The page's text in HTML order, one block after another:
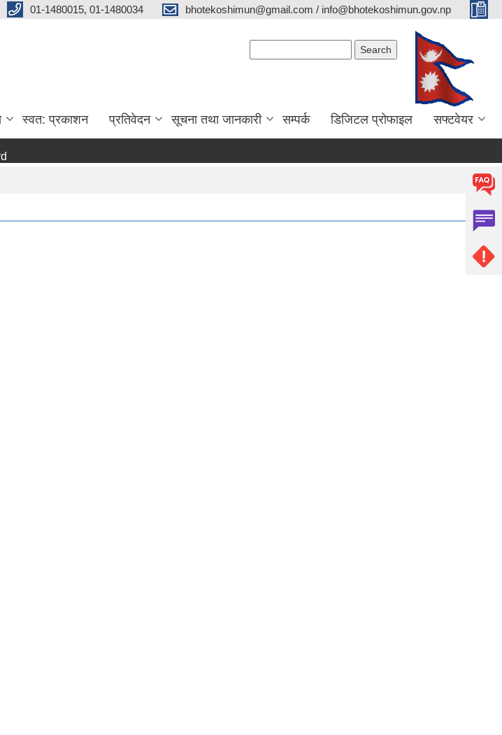
01-1480015, 01-1480034 bhotekoshimun@gmail.com / info@bhotekoshimun.gov.np
स्वत: प्रकाशन प्रतिवेदन सूचना तथा जानकारी सम्पर्क डिजिटल प्रोफाइल सफ्टवेयर
जो जस संग सम्बन्धित छ ।